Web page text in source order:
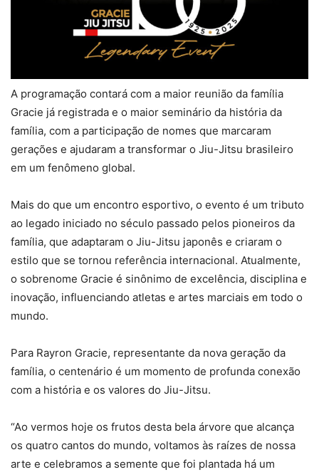
A programação contará com a maior reunião da família
Gracie já registrada e o maior seminário da história da
família, com a participação de nomes que marcaram
gerações e ajudaram a transformar o Jiu-Jitsu brasileiro
em um fenômeno global.
Mais do que um encontro esportivo, o evento é um tributo
ao legado iniciado no século passado pelos pioneiros da
família, que adaptaram o Jiu-Jitsu japonês e criaram o
estilo que se tornou referência internacional. Atualmente,
o sobrenome Gracie é sinônimo de excelência, disciplina e
inovação, influenciando atletas e artes marciais em todo o
mundo.
Para Rayron Gracie, representante da nova geração da
família, o centenário é um momento de profunda conexão
com a história e os valores do Jiu-Jitsu.
“Ao vermos hoje os frutos desta bela árvore que alcança
os quatro cantos do mundo, voltamos às raízes de nossa
arte e celebramos a semente que foi plantada há um